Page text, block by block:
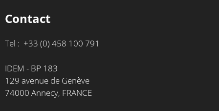
Contact
Tel : +33 (0) 458 100 791
IDEM - BP 183
129 avenue de Genève
74000 Annecy, FRANCE